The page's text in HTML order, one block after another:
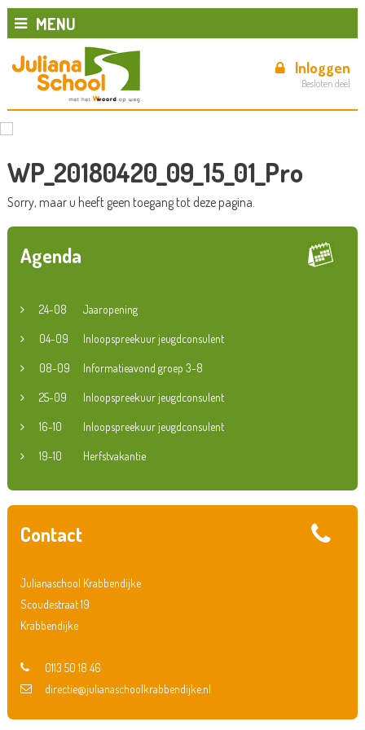
MENU
Inloggen
Besloten deel
WP_20180420_09_15_01_Pro
Sorry, maar u heeft geen toegang tot deze pagina.
Agenda
24-08 Jaaropening
04-09 Inloopspreekuur jeugdconsulent
08-09 Informatieavond groep 3-8
25-09 Inloopspreekuur jeugdconsulent
16-10 Inloopspreekuur jeugdconsulent
19-10 Herfstvakantie
Contact
Julianaschool Krabbendijke
Scoudestraat 19
Krabbendijke
0113 50 18 46
directie@julianaschoolkrabbendijke.nl